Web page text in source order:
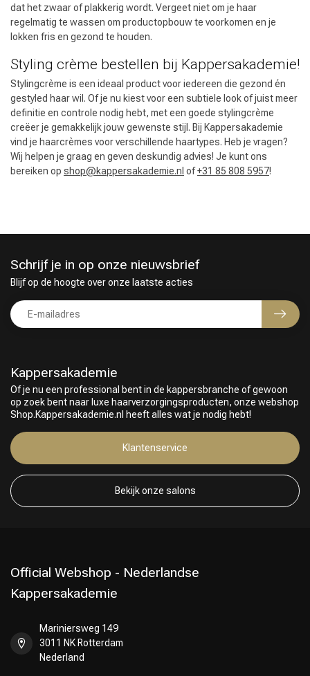
dat het zwaar of plakkerig wordt. Vergeet niet om je haar
regelmatig te wassen om productopbouw te voorkomen en je
lokken fris en gezond te houden.
Styling crème bestellen bij Kappersakademie!
Stylingcrème is een ideaal product voor iedereen die gezond én
gestyled haar wil. Of je nu kiest voor een subtiele look of juist meer
definitie en controle nodig hebt, met een goede stylingcrème
creëer je gemakkelijk jouw gewenste stijl. Bij Kappersakademie
vind je haarcrèmes voor verschillende haartypes. Heb je vragen?
Wij helpen je graag en geven deskundig advies! Je kunt ons
bereiken op shop@kappersakademie.nl of+31 85 808 5957!
Kappersakademie
Of je nu een professional bent in de kappersbranche of gewoon
op zoek bent naar luxe haarverzorgingsproducten, onze webshop
Shop.Kappersakademie.nl heeft alles wat je nodig hebt!
Klantenservice
Bekijk onze salons
Schrijf je in op onze nieuwsbrief
Blijf op de hoogte over onze laatste acties
Official Webshop - Nederlandse
Kappersakademie
Mariniersweg 149
3011 NK Rotterdam
Nederland